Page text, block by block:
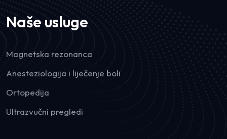
Naše usluge
Magnetska rezonanca
Anesteziologija i liječenje boli
Ortopedija
Ultrazvučni pregledi